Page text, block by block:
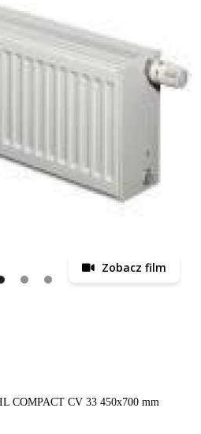
Zobacz film
COMPACT CV 33 450x700 mm